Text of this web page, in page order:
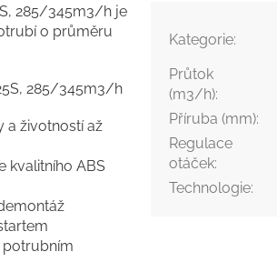
285/345m3/h je
o průměru
285/345m3/h
a životností až
kvalitního ABS
potrubním
Kategorie:
Průtok
(m3/h):
Příruba (mm):
Regulace
otáček:
Technologie: